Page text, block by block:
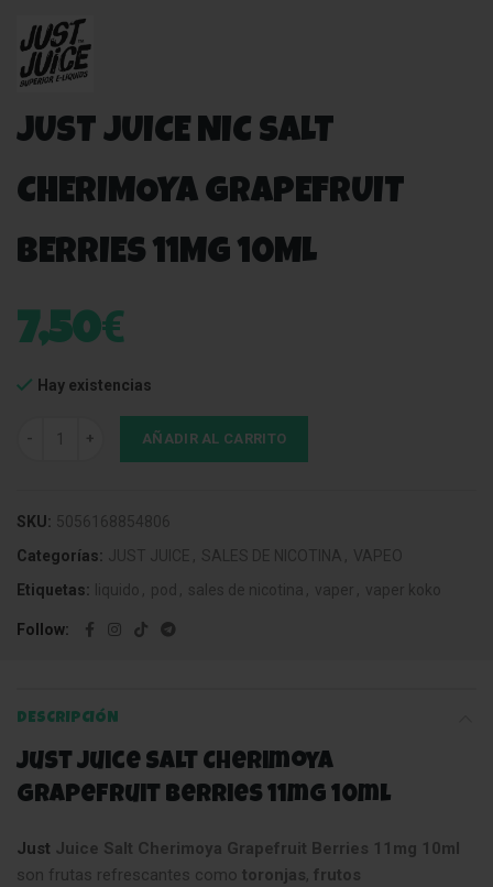
JUST JUICE NIC SALT
CHERIMOYA GRAPEFRUIT
BERRIES 11MG 10ML
7,50€
Hay existencias
Just Juice Nic Salt Cherimoya Grapefruit Berries 11mg 10ml
AÑADIR AL CARRITO
SKU: 5056168854806
Categorías: JUST JUICE , SALES DE NICOTINA , VAPEO
Etiquetas: liquido , pod , sales de nicotina , vaper , vaper koko
Follow
DESCRIPCIÓN
Just Juice Salt Cherimoya
Grapefruit Berries 11mg 10ml
Just Juice Salt Cherimoya Grapefruit Berries 11mg 10ml
son frutas refrescantes como toronjas, frutos